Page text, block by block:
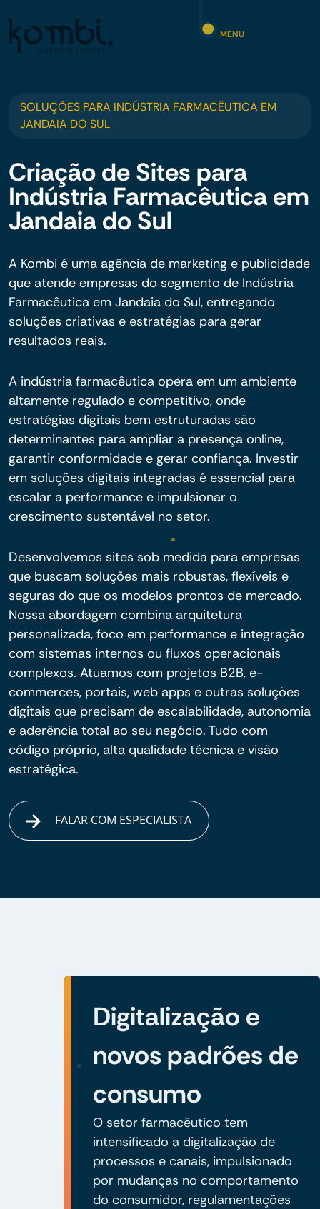
MENU
SOLUÇÕES PARA INDÚSTRIA FARMACÊUTICA EM
JANDAIA DO SUL
Criação de Sites para
Indústria Farmacêutica em
Jandaia do Sul
A Kombi é uma agência de marketing e publicidade
que atende empresas do segmento de Indústria
Farmacêutica em Jandaia do Sul, entregando
soluções criativas e estratégias para gerar
resultados reais.
A indústria farmacêutica opera em um ambiente
altamente regulado e competitivo, onde
estratégias digitais bem estruturadas são
determinantes para ampliar a presença online,
garantir conformidade e gerar confiança. Investir
em soluções digitais integradas é essencial para
escalar a performance e impulsionar o
crescimento sustentável no setor.
Desenvolvemos sites sob medida para empresas
que buscam soluções mais robustas, flexíveis e
seguras do que os modelos prontos de mercado.
Nossa abordagem combina arquitetura
personalizada, foco em performance e integração
com sistemas internos ou fluxos operacionais
complexos. Atuamos com projetos B2B, e-
commerces, portais, web apps e outras soluções
digitais que precisam de escalabilidade, autonomia
e aderência total ao seu negócio. Tudo com
código próprio, alta qualidade técnica e visão
estratégica.
FALAR COM ESPECIALISTA
Digitalização e
novos padrões de
consumo
O setor farmacêutico tem
intensificado a digitalização de
processos e canais, impulsionado
por mudanças no comportamento
do consumidor, regulamentações